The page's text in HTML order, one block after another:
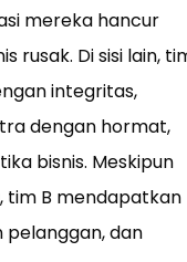
mereka hancur
rusak. Di sisi lain,
integritas,
dengan hormat,
bisnis. Meskipun
tim B mendapatkan
dan